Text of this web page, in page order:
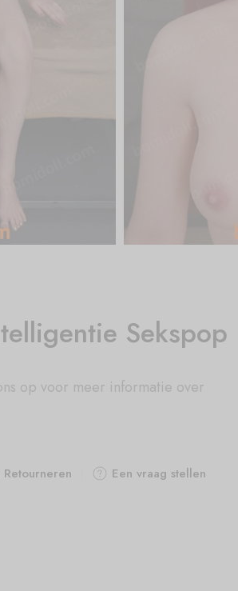
Sekspop
op voor meer informatie over
Een vraag stellen